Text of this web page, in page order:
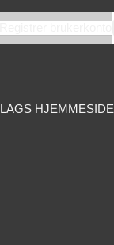
HJEMMESIDE